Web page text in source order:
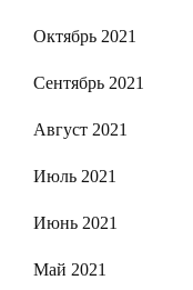
Октябрь 2021
Сентябрь 2021
Август 2021
Июль 2021
Июнь 2021
Май 2021